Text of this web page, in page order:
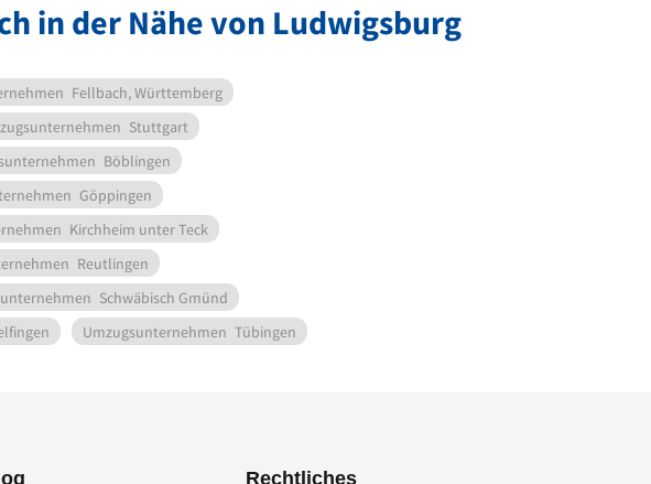
in der Nähe von Ludwigsburg
Fellbach, Württemberg
Stuttgart
Böblingen
Göppingen
Kirchheim unter Teck
Reutlingen
Schwäbisch Gmünd
Umzugsunternehmen Tübingen
Rechtliches